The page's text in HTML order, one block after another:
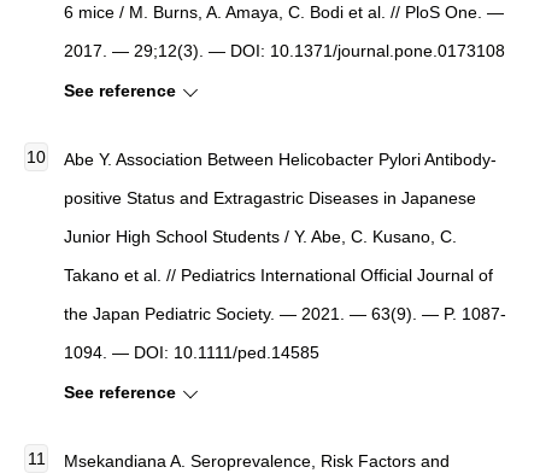
6 mice / M. Burns, A. Amaya, C. Bodi et al. // PloS One . —
2017. — 29;12(3). — DOI: 10.1371/journal.pone.0173108
See reference
Abe Y. Association Between Helicobacter Pylori Antibody-
positive Status and Extragastric Diseases in Japanese
Junior High School Students / Y. Abe, C. Kusano, C.
Takano et al. // Pediatrics International Official Journal of
the Japan Pediatric Society. — 2021. — 63(9). — P. 1087-
1094. — DOI: 10.1111/ped.14585
See reference
Msekandiana A. Seroprevalence, Risk Factors and